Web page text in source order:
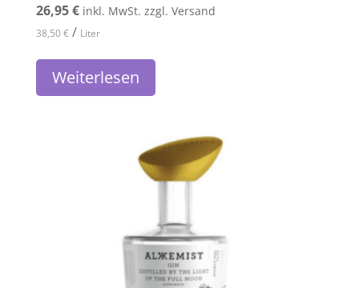
26,95€ inkl. MwSt. zzgl. Versand
38,50€/ Liter
Weiterlesen